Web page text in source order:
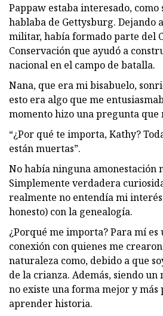
Pappaw estaba interesado,
hablaba de Gettysburg. Dejando
militar, había formado parte del
Conservación que ayudó a
nacional en el campo de batalla.
Nana, que era mi bisabuelo,
esto era algo que me
momento hizo una pregunta que
“¿Por qué te importa, Kathy?
están muertas”.
No había ninguna amonestación
Simplemente verdadera
realmente no entendía mi interés
honesto) con la genealogía.
¿Porqué me importa? Para mí es
conexión con quienes me
naturaleza como, debido a que
de la crianza. Además, siendo
no existe una forma mejor y más
aprender historia.